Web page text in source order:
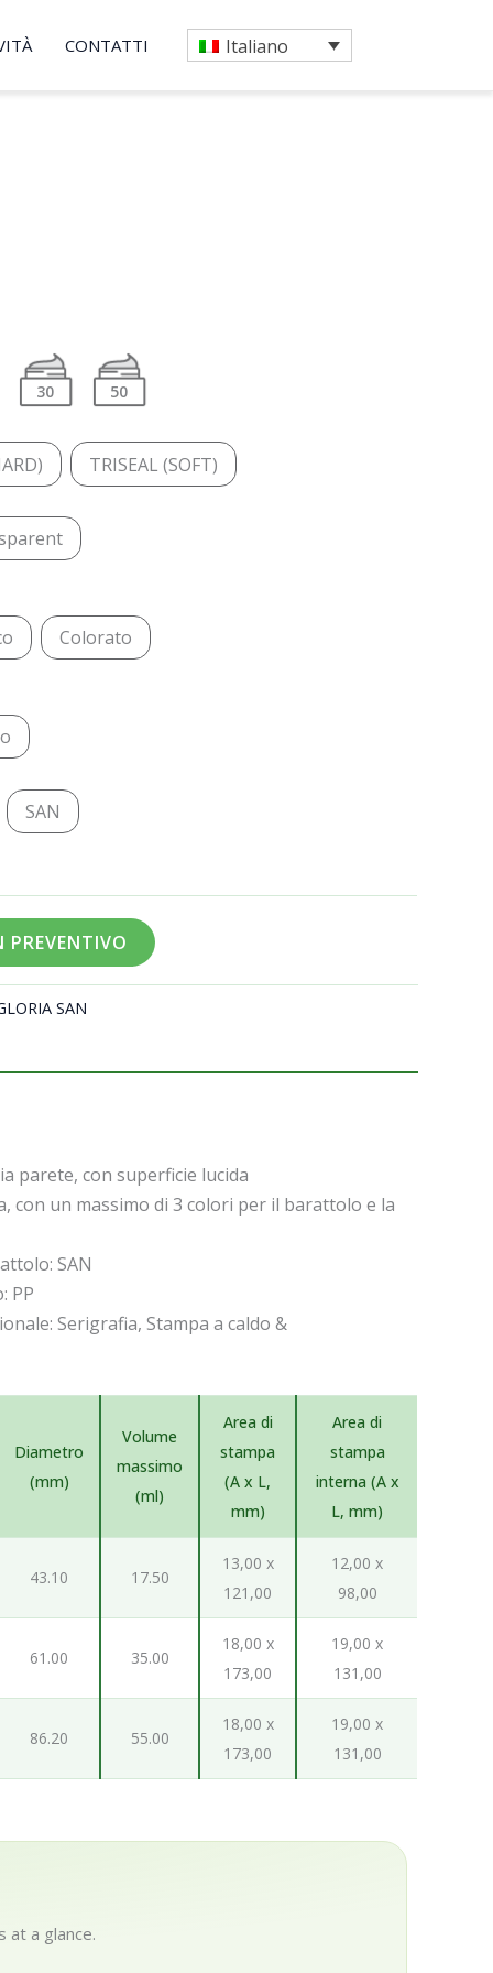
CONTATTI Italiano
30 50
TRISEAL (SOFT)
Colorato
SAN
PREVENTIVO
SAN
parete, con superficie lucida
con un massimo di 3 colori per il barattolo e la
SAN
PP
Serigrafia, Stampa a caldo &
Diametro
(mm)
Volume
massimo
(ml)
Area di
stampa
(A x L,
mm)
Area di
stampa
interna (A x
L, mm)
43.10 17.50
13,00 x
121,00
12,00 x
98,00
61.00 35.00
18,00 x
173,00
19,00 x
131,00
86.20 55.00
18,00 x
173,00
19,00 x
131,00
at a glance.